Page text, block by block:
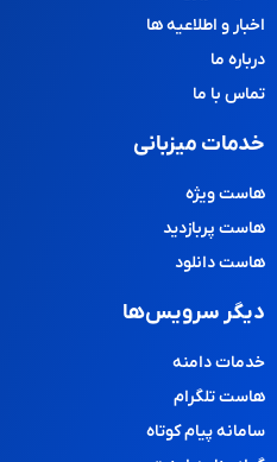
اخبار و اطلاعیه ها
درباره ما
تماس با ما
خدمات میزبانی
هاست ویژه
هاست پربازدید
هاست دانلود
دیگر سرویس‌ها
خدمات دامنه
هاست تلگرام
سامانه پیام کوتاه